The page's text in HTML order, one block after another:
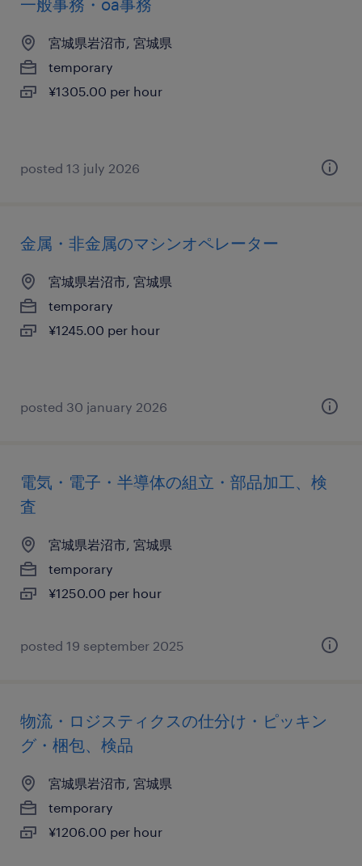
一般事務・oa事務
宮城県岩沼市, 宮城県
temporary
¥1305.00 per hour
posted 13 july 2026
金属・非金属のマシンオペレーター
宮城県岩沼市, 宮城県
temporary
¥1245.00 per hour
posted 30 january 2026
電気・電子・半導体の組立・部品加工、検
査
宮城県岩沼市, 宮城県
temporary
¥1250.00 per hour
posted 19 september 2025
物流・ロジスティクスの仕分け・ピッキン
グ・梱包、検品
宮城県岩沼市, 宮城県
temporary
¥1206.00 per hour